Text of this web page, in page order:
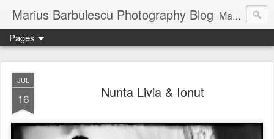
Marius Barbulescu Photography Blog Marius Barbulescu Photography Blog
Pages
JUL
16 Nunta Livia & Ionut